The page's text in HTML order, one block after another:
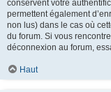
conservent votre
permettent également
non lus) dans le cas où
du forum. Si vous
déconnexion au forum,
Haut